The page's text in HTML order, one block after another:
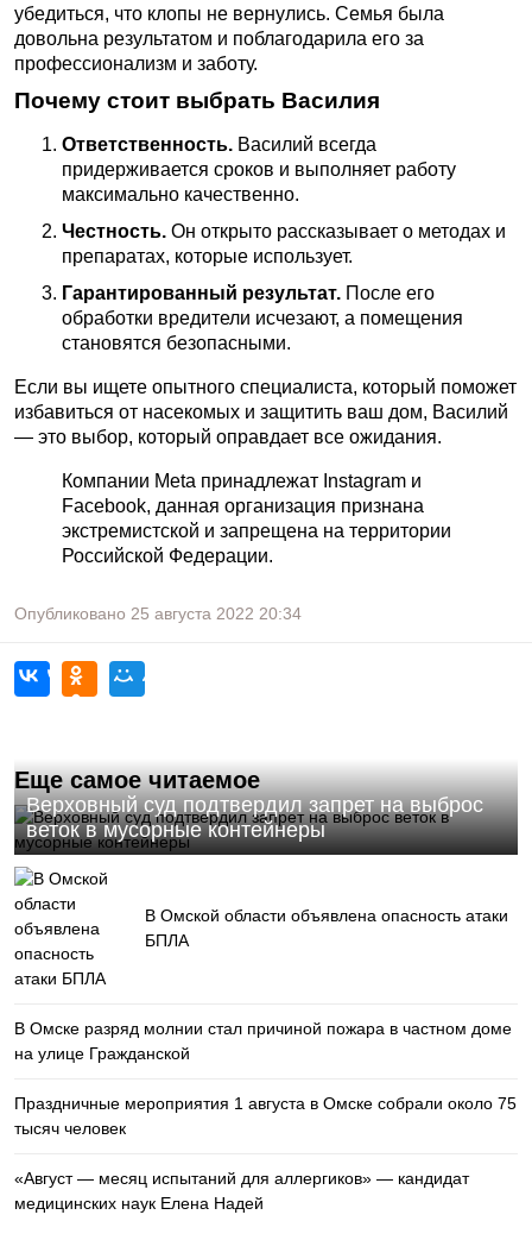
убедиться, что клопы не вернулись. Семья была
довольна результатом и поблагодарила его за
профессионализм и заботу.
Почему стоит выбрать Василия
Ответственность. Василий всегда
придерживается сроков и выполняет работу
максимально качественно.
Честность. Он открыто рассказывает о методах и
препаратах, которые использует.
Гарантированный результат. После его
обработки вредители исчезают, а помещения
становятся безопасными.
Если вы ищете опытного специалиста, который поможет
избавиться от насекомых и защитить ваш дом, Василий
— это выбор, который оправдает все ожидания.
Компании Meta принадлежат Instagram и
Facebook, данная организация признана
экстремистской и запрещена на территории
Российской Федерации.
Опубликовано 25 августа 2022 20:34
Еще самое читаемое
Верховный суд подтвердил запрет на выброс
веток в мусорные контейнеры
В Омской области объявлена опасность атаки
БПЛА
В Омске разряд молнии стал причиной пожара в частном доме
на улице Гражданской
Праздничные мероприятия 1 августа в Омске собрали около 75
тысяч человек
«Август — месяц испытаний для аллергиков» — кандидат
медицинских наук Елена Надей